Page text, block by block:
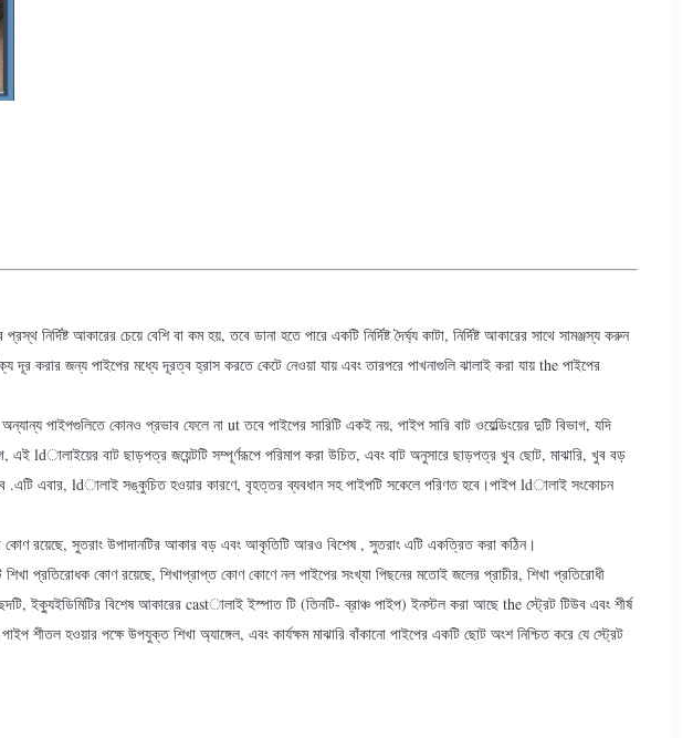
আকারের চেয়ে বেশি বা কম হয়, তবে ডানা হতে পারে একটি নির্দিষ্ট দৈর্ঘ্য কাটা, নির্দিষ্ট আকারের সাথে সামঞ্জস্য করুন
দূর করার জন্য পাইপের মধ্যে দূরত্ব হ্রাস করতে কেটে নেওয়া যায় এবং তারপরে পাখনাগুলি ঝালাই করা যায় the পাইপের
পাইপগুলিতে কোনও প্রভাব ফেলে না ut তবে পাইপের সারিটি একই নয়, পাইপ সারি বাট ওয়েল্ডিংয়ের দুটি বিভাগ, যদি
বাট ছাড়পত্র জয়েন্টটি সম্পূর্ণরূপে পরিমাপ করা উচিত, এবং বাট অনুসারে ছাড়পত্র খুব ছোট, মাঝারি, খুব বড়
.এটি এবার, ldালাই সঙ্কুচিত হওয়ার কারণে, বৃহত্তর ব্যবধান সহ পাইপটি সকেলে পরিণত হবে।পাইপ ldালাই সংকোচন
কোণ রয়েছে, সুতরাং উপাদানটির আকার বড় এবং আকৃতিটি আরও বিশেষ , সুতরাং এটি একত্রিত করা কঠিন।
প্রতিরোধক কোণ রয়েছে, শিখাপ্রাপ্ত কোণ কোণে নল পাইপের সংখ্যা পিছনের মতোই জলের প্রাচীর, শিখা প্রতিরোধী
ইক্যুইডিমিটির বিশেষ আকারের castালাই ইস্পাত টি (তিনটি- ব্রাঞ্চ পাইপ) ইনস্টল করা আছে the স্ট্রেট টিউব এবং শীর্ষ
শীতল হওয়ার পক্ষে উপযুক্ত শিখা অ্যাঙ্গেল, এবং কার্যক্ষম মাঝারি বাঁকানো পাইপের একটি ছোট অংশ নিশ্চিত করে যে স্ট্রেট